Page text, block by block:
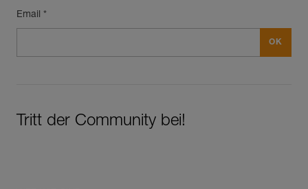
Email *
Tritt der Community bei!